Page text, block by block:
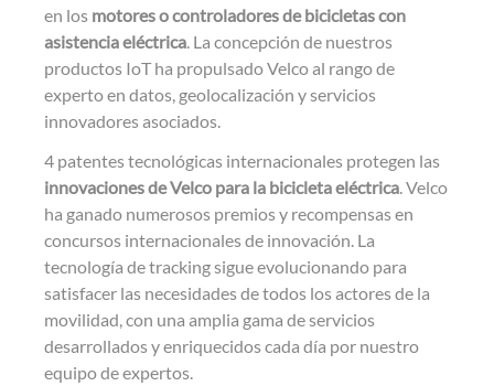
en los motores o controladores de bicicletas con
asistencia eléctrica . La concepción de nuestros
productos IoT ha propulsado Velco al rango de
experto en datos, geolocalización y servicios
innovadores asociados.
4 patentes tecnológicas internacionales protegen las
innovaciones de Velco para la bicicleta eléctrica. Velco
ha ganado numerosos premios y recompensas en
concursos internacionales de innovación. La
tecnología de tracking sigue evolucionando para
satisfacer las necesidades de todos los actores de la
movilidad, con una amplia gama de servicios
desarrollados y enriquecidos cada día por nuestro
equipo de expertos.